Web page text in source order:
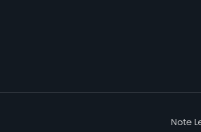
Note